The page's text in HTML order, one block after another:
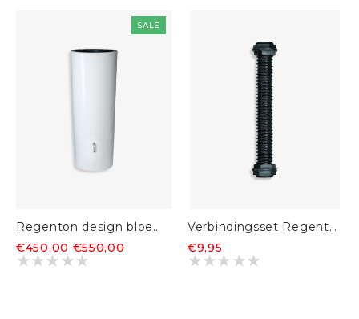
SALE
Regenton design bloembak 2 in 1 Coco 350L
€450,00€550,00
Verbindingsset Regenton
€9,95